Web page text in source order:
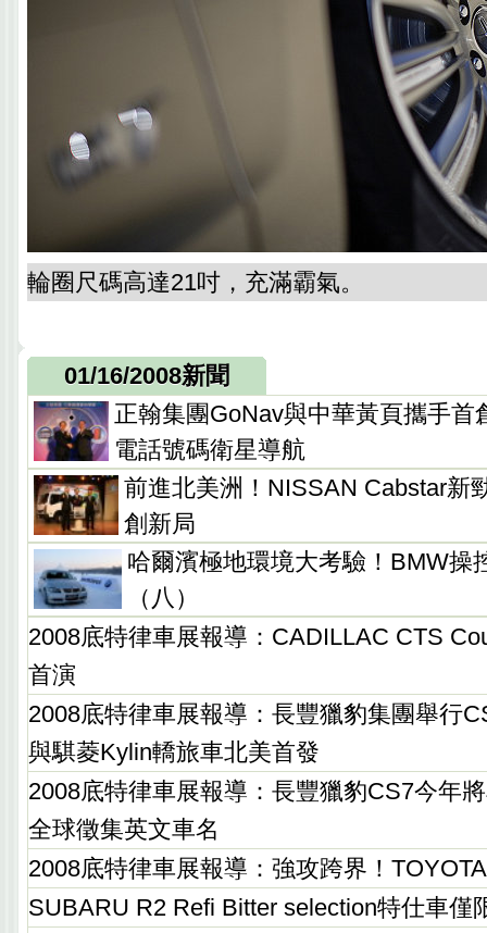
輪圈尺碼高達21吋，充滿霸氣。
01/16/2008新聞
正翰集團GoNav與中華黃頁攜手首
電話號碼衛星導航
前進北美洲！NISSAN Cabstar新
創新局
哈爾濱極地環境大考驗！BMW操
（八）
2008底特律車展報導：CADILLAC CTS
首演
2008底特律車展報導：長豐獵豹集團舉行
與騏菱Kylin轎旅車北美首發
2008底特律車展報導：長豐獵豹CS7今年
全球徵集英文車名
2008底特律車展報導：強攻跨界！
SUBARU R2 Refi Bitter selection特仕車僅